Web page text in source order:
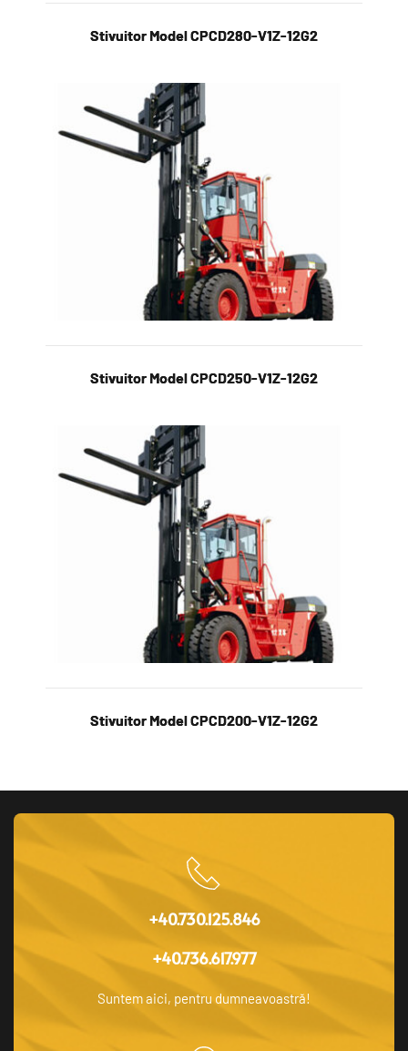
Stivuitor Model CPCD280-V1Z-12G2
Stivuitor Model CPCD250-V1Z-12G2
Stivuitor Model CPCD200-V1Z-12G2
+40.730.125.846
+40.736.617.977
Suntem aici, pentru dumneavoastră!